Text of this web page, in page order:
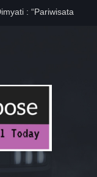
Basketball
Warga
Kesehatan
: “Pariwisata
Dipromosikan”